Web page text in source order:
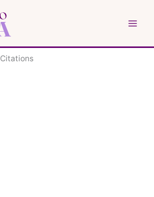
Citations